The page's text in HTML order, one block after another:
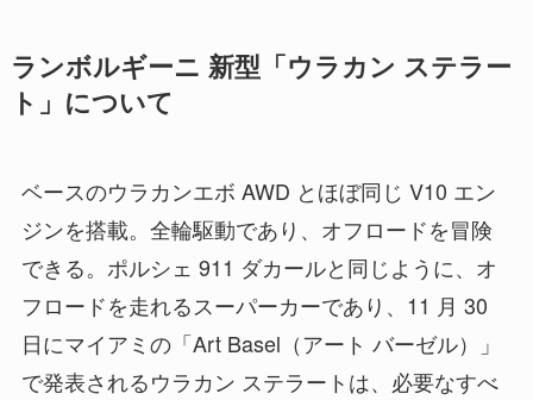
ランボルギーニ 新型「ウラカン ステラー
ト」について
ベースのウラカンエボ AWD とほぼ同じ V10 エン
ジンを搭載。全輪駆動であり、オフロードを冒険
できる。ポルシェ 911 ダカールと同じように、オ
フロードを走れるスーパーカーであり、11 月 30
日にマイアミの「Art Basel（アート バーゼル）」
で発表されるウラカン ステラートは、必要なすべ